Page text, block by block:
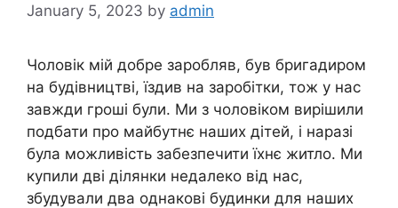
January 5, 2023 by admin
Чоловік мій добре заробляв, був бригадиром
на будівництві, їздив на заробітки, тож у нас
завжди гроші були. Ми з чоловіком вирішили
подбати про майбутнє наших дітей, і наразі
була можливість забезпечити їхнє житло. Ми
купили дві ділянки недалеко від нас,
збудували два однакові будинки для наших